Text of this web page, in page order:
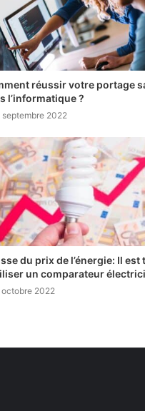
réussir votre portage
l’informatique ?
septembre 2022
du prix de l’énergie: Il est
un comparateur
octobre 2022